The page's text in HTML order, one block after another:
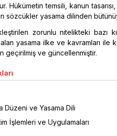
Hükümetin temsili, kanun
sözcükler yasama dilinden
zorunlu nitelikteki bazı
yasama ilke ve kavramları ile
geçirilmiş ve güncellenmiştir.
Düzeni ve Yasama Dili
İşlemleri ve Uygulamaları